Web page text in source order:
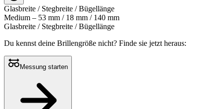
Glasbreite / Stegbreite / Bügellänge
Medium – 53 mm / 18 mm / 140 mm
Glasbreite / Stegbreite / Bügellänge
Du kennst deine Brillengröße nicht? Finde sie jetzt heraus:
Messung starten